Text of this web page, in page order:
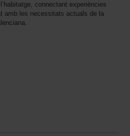
connectant experiències
amb les necessitats actuals de la